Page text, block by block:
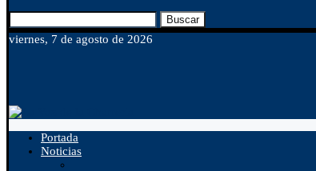
Buscar
viernes, 7 de agosto de 2026
Portada
Noticias